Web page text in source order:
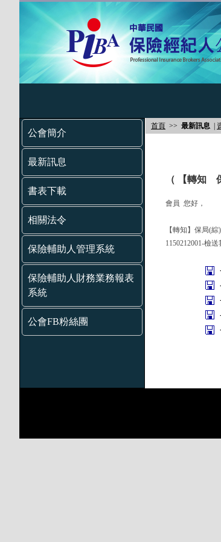
公會簡介
最新訊息
書表下載
相關法令
保險輔助人管理系統
保險輔助人財務業務報表
系統
公會FB粉絲團
首頁 >> 最新訊息
（ 【轉知
會員 您好，
【轉知】保局(綜
1150212001-檢